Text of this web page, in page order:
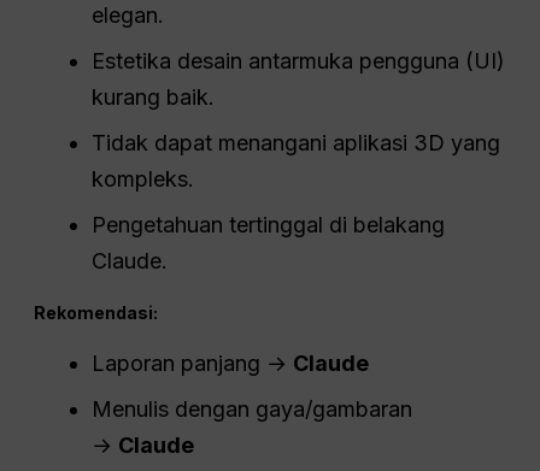
elegan.
Estetika desain antarmuka pengguna (UI)
kurang baik.
Tidak dapat menangani aplikasi 3D yang
kompleks.
Pengetahuan tertinggal di belakang
Claude.
Rekomendasi:
Laporan panjang → Claude
Menulis dengan gaya/gambaran
→ Claude